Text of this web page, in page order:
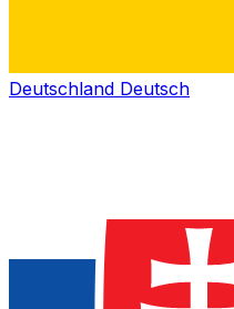
Deutschland Deutsch